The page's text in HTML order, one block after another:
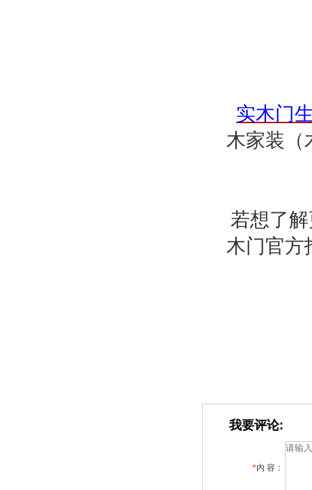
实木门
木家装（
若想了
木门官方
我要评论:
*内 容：